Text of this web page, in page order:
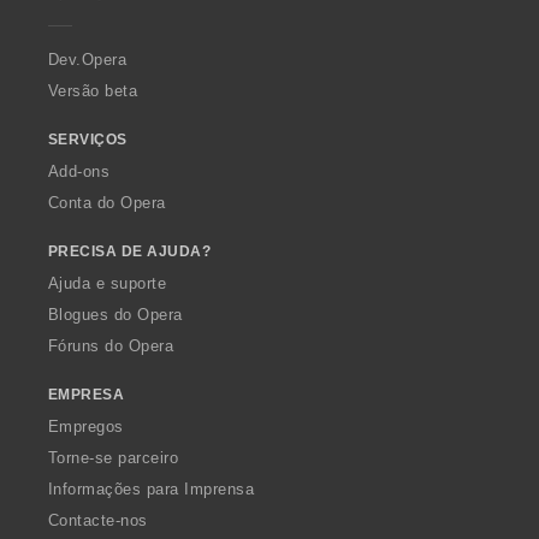
a
Dev.Opera
Versão beta
SERVIÇOS
Add-ons
Conta do Opera
PRECISA DE AJUDA?
Ajuda e suporte
Blogues do Opera
Fóruns do Opera
EMPRESA
Empregos
Torne-se parceiro
Informações para Imprensa
Contacte-nos